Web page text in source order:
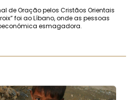
de Oração pelos Cristãos Orientais
foi ao Líbano, onde as pessoas
esmagadora.